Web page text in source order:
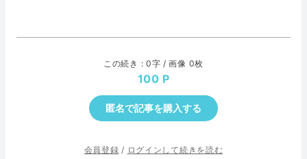
この続き : 0字 / 画像 0枚
100
匿名で記事を購入する
会員登録 / ログインして続きを読む